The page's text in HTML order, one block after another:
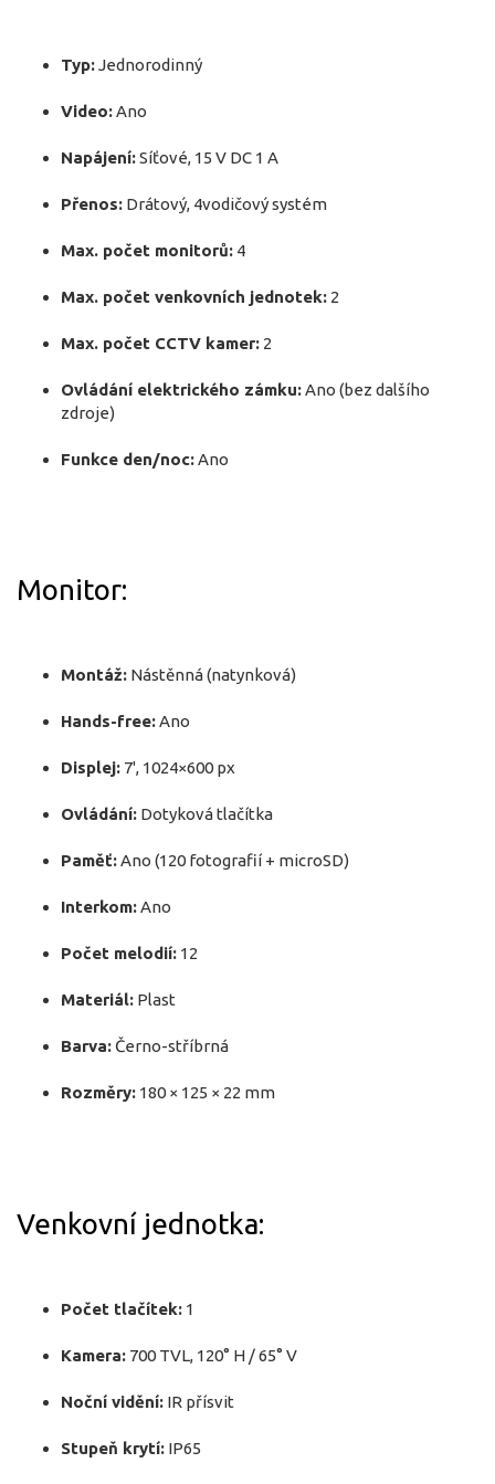
Typ:Jednorodinný
Video:Ano
Napájení:Síťové, 15 V DC 1 A
Přenos: Drátový, 4vodičový systém
Max. počet monitorů: 4
Max. počet venkovních jednotek: 2
Max. počet CCTV kamer: 2
Ovládání elektrického zámku:Ano (bez dalšího
zdroje)
Funkce den/noc:Ano
Monitor:
Montáž: Nástěnná (natynková)
Hands-free:Ano
Displej: 7', 1024×600 px
Ovládání: Dotyková tlačítka
Paměť:Ano (120 fotografií + microSD)
Interkom:Ano
Počet melodií: 12
Materiál: Plast
Barva: Černo-stříbrná
Rozměry: 180 × 125 × 22 mm
Venkovní jednotka:
Počet tlačítek: 1
Kamera: 700 TVL, 120° H / 65° V
Noční vidění: IR přísvit
Stupeň krytí: IP65